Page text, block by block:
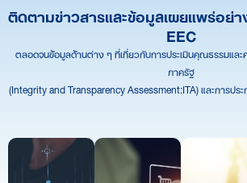
ติดตามข่าวสารและข้อมูลเผยแพร่อย่
EEC
ตลอดจนข้อมูลด้านต่าง ๆ ที่เกี่ยวกับการประเมินคุณธรรมและ
ภาครัฐ
(Integrity and Transparency Assessment:ITA) และการป